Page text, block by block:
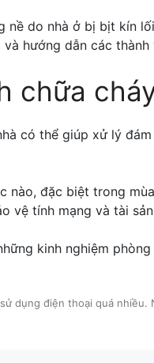
nề do nhà ở bị bịt kín
hướng dẫn các
chữa
có thể giúp xử lý
nào, đặc biệt trong
vệ tính mạng và tài
kinh nghiệm
dụng điện thoại quá